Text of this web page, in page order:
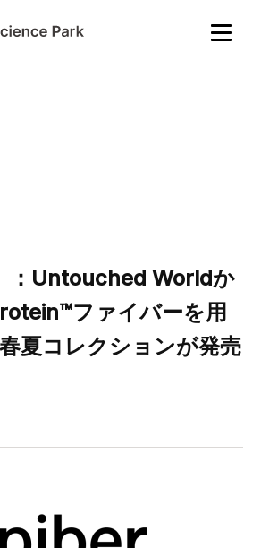
：Untouched Worldか
ファイバーを用
夏コレクションが発売